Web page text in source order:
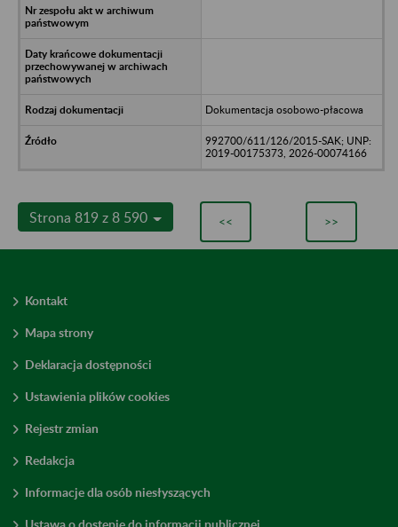
Dokumentacja osobowo-płacowa
992700/611/126/2015-SAK; UNP:
2019-00175373, 2026-00074166
Strona 819 z 8 590 << >>
Kontakt
Mapa strony
Deklaracja dostępności
Ustawienia plików cookies
Rejestr zmian
Redakcja
Informacje dla osób niesłyszących
Ustawa o dostępie do informacji publicznej